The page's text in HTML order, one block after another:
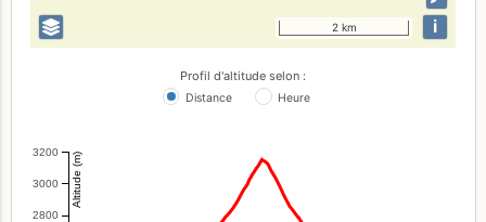
2 km i
Profil d'altitude selon :
Distance Heure
2800
3000
3200 Altitude (m)